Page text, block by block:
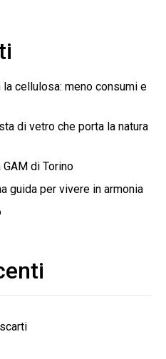
cellulosa: meno consumi e
di vetro che porta la natura
di Torino
guida per vivere in armonia